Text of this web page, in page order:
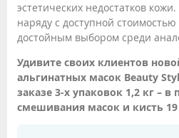
эстетических недостатков
наряду с доступной
достойным выбором среди
Удивите своих клиентов
альгинатных масок Beauty
заказе 3-х упаковок 1,2 кг –
смешивания масок и кисть